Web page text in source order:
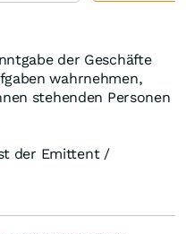
der Geschäfte
wahrnehmen,
stehenden Personen
der Emittent /